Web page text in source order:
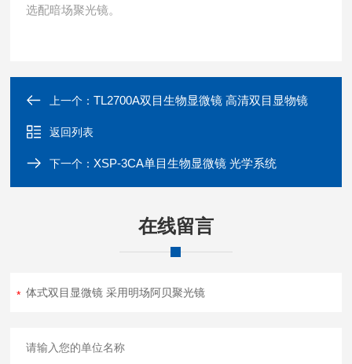
选配暗场聚光镜。
上一个：TL2700A双目生物显微镜 高清双目显物镜
返回列表
下一个：XSP-3CA单目生物显微镜 光学系统
在线留言